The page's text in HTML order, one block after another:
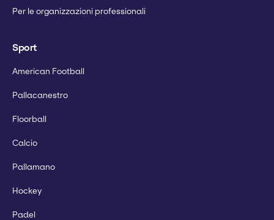
Per le organizzazioni professionali
Sport
American Football
Pallacanestro
Floorball
Calcio
Pallamano
Hockey
Padel